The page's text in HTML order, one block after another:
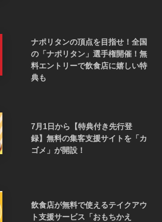
ナポリタンの頂点を目指せ！全国
の「ナポリタン」選手権開催！無
料エントリーで飲食店に嬉しい特
典も
7月1日から【特典付き先行登
録】無料の集客支援サイトを「カ
ゴメ」が開設！
飲食店が無料で使えるテイクアウ
ト支援サービス「おもちかえ